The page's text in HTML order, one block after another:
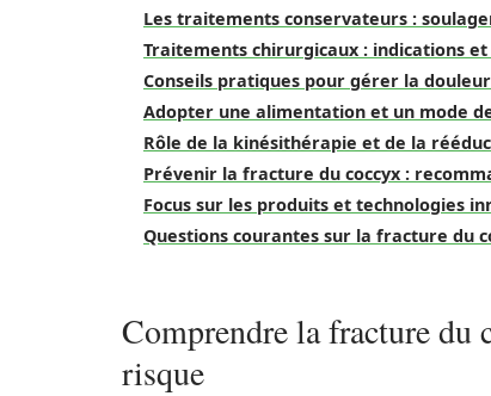
Les traitements conservateurs :
Traitements chirurgicaux : indications
Conseils pratiques pour gérer la
Adopter une alimentation et un mode
Rôle de la kinésithérapie et de la
Prévenir la fracture du coccyx :
Focus sur les produits et technologies
Questions courantes sur la fracture du
Comprendre la fracture du
risque